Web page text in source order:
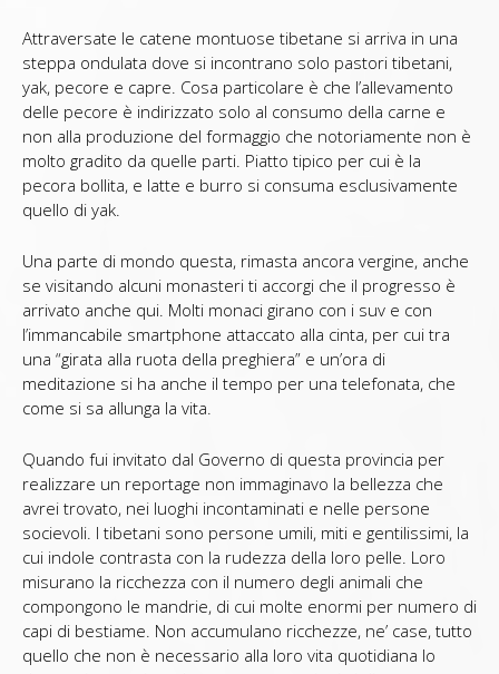
Attraversate le catene montuose tibetane si arriva in una
steppa ondulata dove si incontrano solo pastori tibetani,
yak, pecore e capre. Cosa particolare è che l’allevamento
delle pecore è indirizzato solo al consumo della carne e
non alla produzione del formaggio che notoriamente non è
molto gradito da quelle parti. Piatto tipico per cui è la
pecora bollita, e latte e burro si consuma esclusivamente
quello di yak.
Una parte di mondo questa, rimasta ancora vergine, anche
se visitando alcuni monasteri ti accorgi che il progresso è
arrivato anche qui. Molti monaci girano con i suv e con
l’immancabile smartphone attaccato alla cinta, per cui tra
una “girata alla ruota della preghiera” e un’ora di
meditazione si ha anche il tempo per una telefonata, che
come si sa allunga la vita.
Quando fui invitato dal Governo di questa provincia per
realizzare un reportage non immaginavo la bellezza che
avrei trovato, nei luoghi incontaminati e nelle persone
socievoli. I tibetani sono persone umili, miti e gentilissimi, la
cui indole contrasta con la rudezza della loro pelle. Loro
misurano la ricchezza con il numero degli animali che
compongono le mandrie, di cui molte enormi per numero di
capi di bestiame. Non accumulano ricchezze, ne’ case, tutto
quello che non è necessario alla loro vita quotidiana lo